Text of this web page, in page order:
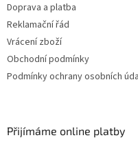
Doprava a platba
Reklamační řád
Vrácení zboží
Obchodní podmínky
Podmínky ochrany osobních
Přijímáme online platby